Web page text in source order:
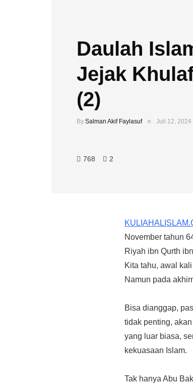
Daulah
Jejak
(2)
By Salman Akif Faylasuf Juli 12, 2024
768 2
November tahun
Riyah ibn Qurth
Kita tahu, awal
Namun pada
Bisa dianggap,
tidak penting,
yang luar biasa,
kekuasaan Islam.
Tak hanya Abu